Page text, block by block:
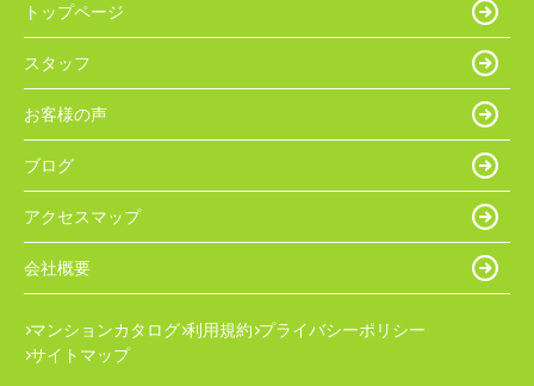
トップページ
スタッフ
お客様の声
ブログ
アクセスマップ
会社概要
マンションカタログ 利用規約 プライバシーポリシー
サイトマップ